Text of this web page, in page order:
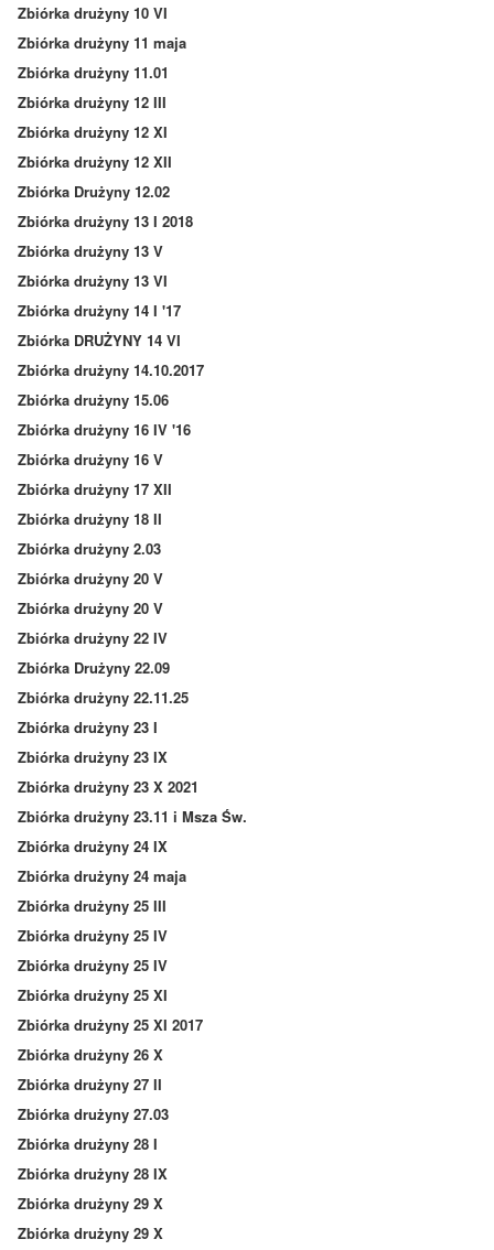
Zbiórka drużyny 10 VI
Zbiórka drużyny 11 maja
Zbiórka drużyny 11.01
Zbiórka drużyny 12 III
Zbiórka drużyny 12 XI
Zbiórka drużyny 12 XII
Zbiórka Drużyny 12.02
Zbiórka drużyny 13 I 2018
Zbiórka drużyny 13 V
Zbiórka drużyny 13 VI
Zbiórka drużyny 14 I '17
Zbiórka DRUŻYNY 14 VI
Zbiórka drużyny 14.10.2017
Zbiórka drużyny 15.06
Zbiórka drużyny 16 IV '16
Zbiórka drużyny 16 V
Zbiórka drużyny 17 XII
Zbiórka drużyny 18 II
Zbiórka drużyny 2.03
Zbiórka drużyny 20 V
Zbiórka drużyny 20 V
Zbiórka drużyny 22 IV
Zbiórka Drużyny 22.09
Zbiórka drużyny 22.11.25
Zbiórka drużyny 23 I
Zbiórka drużyny 23 IX
Zbiórka drużyny 23 X 2021
Zbiórka drużyny 23.11 i Msza Św.
Zbiórka drużyny 24 IX
Zbiórka drużyny 24 maja
Zbiórka drużyny 25 III
Zbiórka drużyny 25 IV
Zbiórka drużyny 25 IV
Zbiórka drużyny 25 XI
Zbiórka drużyny 25 XI 2017
Zbiórka drużyny 26 X
Zbiórka drużyny 27 II
Zbiórka drużyny 27.03
Zbiórka drużyny 28 I
Zbiórka drużyny 28 IX
Zbiórka drużyny 29 X
Zbiórka drużyny 29 X